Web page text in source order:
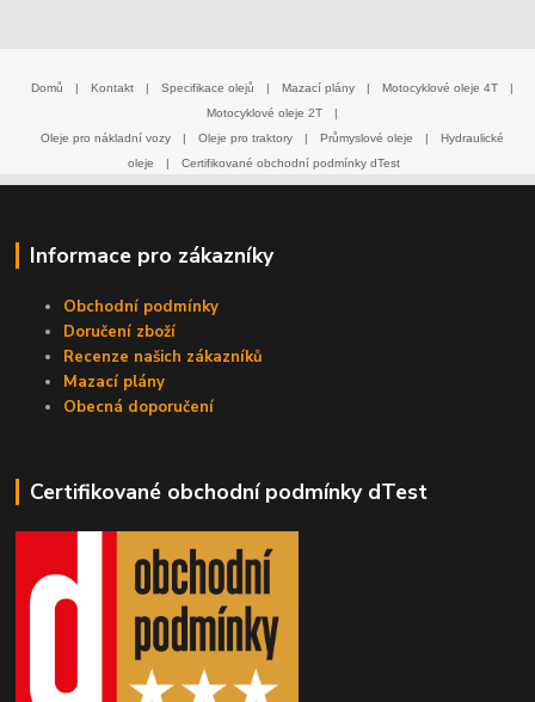
Domů | Kontakt | Specifikace olejů | Mazací plány | Motocyklové oleje 4T
|
Motocyklové oleje 2T
|
Oleje pro nákladní vozy
| Oleje pro traktory | Průmyslové oleje |
Hydraulické
oleje
| Certifikované obchodní podmínky dTest
Informace pro zákazníky
Obchodní podmínky
Doručení zboží
Recenze našich zákazníků
Mazací plány
Obecná doporučení
Certifikované obchodní podmínky dTest